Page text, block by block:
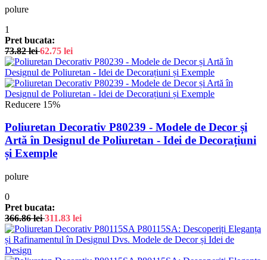
polure
1
Pret bucata:
73.82lei 62.75 lei
Reducere 15%
Poliuretan Decorativ P80239 - Modele de Decor și
Artă în Designul de Poliuretan - Idei de Decorațiuni
și Exemple
polure
0
Pret bucata:
366.86lei 311.83 lei